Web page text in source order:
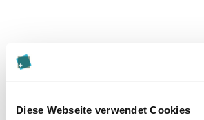
Diese Webseite verwendet Cookies
Diese Seite teilen